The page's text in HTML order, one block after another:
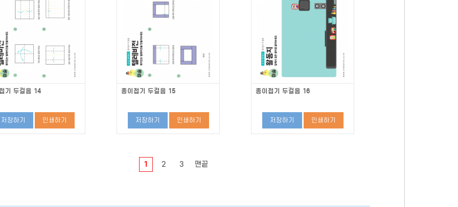
기 두걸음 14
저장하기 인쇄하기
종이접기 두걸음 15
저장하기 인쇄하기
종이접기 두걸음 16
저장하기 인쇄하기
1 2 3 맨끝